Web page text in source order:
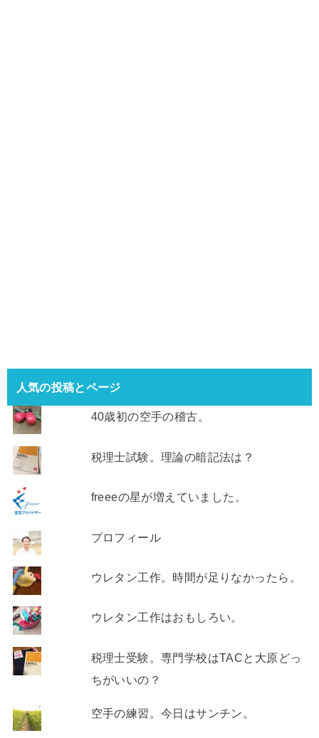
人気の投稿とページ
40歳初の空手の稽古。
税理士試験。理論の暗記法は？
freeeの星が増えていました。
プロフィール
ウレタン工作。時間が足りなかったら。
ウレタン工作はおもしろい。
税理士受験。専門学校はTACと大原どっ
ちがいいの？
空手の練習。今日はサンチン。